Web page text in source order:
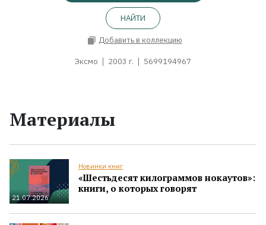
НАЙТИ
Добавить в коллекцию
Эксмо 2003 г. 5699194967
Материалы
21.07.2026
Новинки книг
«Шестьдесят килограммов нокаутов»:
книги, о которых говорят